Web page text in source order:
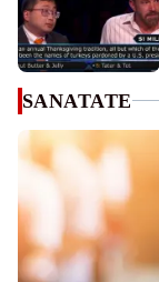
SANATATE